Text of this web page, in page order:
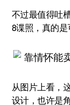
不过最值得吐
8谍照，真的是
从图片上看，
设计，也许是